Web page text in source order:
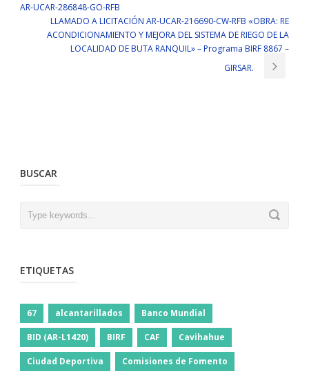
AR-UCAR-286848-GO-RFB
LLAMADO A LICITACIÓN AR-UCAR-216690-CW-RFB «OBRA: RE
ACONDICIONAMIENTO Y MEJORA DEL SISTEMA DE RIEGO DE LA
LOCALIDAD DE BUTA RANQUIL» – Programa BIRF 8867 –
GIRSAR.
BUSCAR
ETIQUETAS
67 alcantarillados Banco Mundial
BID (AR-L1420) BIRF CAF Cavihahue
Ciudad Deportiva Comisiones de Fomento